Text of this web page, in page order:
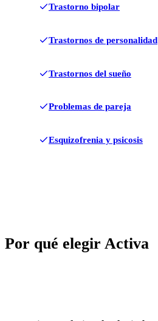
Trastorno bipolar
Trastornos de personalidad
Trastornos del sueño
Problemas de pareja
Esquizofrenia y psicosis
Por qué elegir Activa